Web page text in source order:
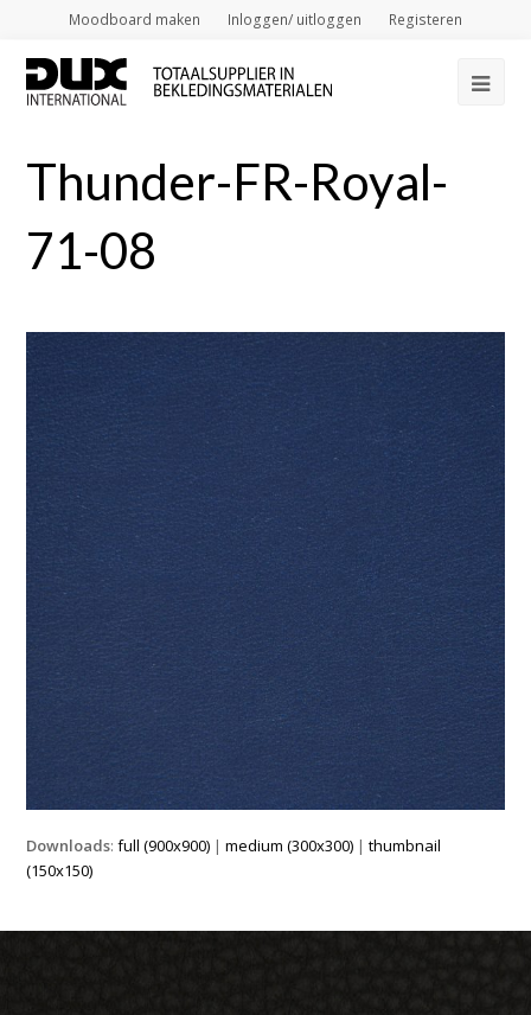
Moodboard maken Inloggen/ uitloggen Registeren
Thunder-FR-Royal-
71-08
Downloads:full (900x900) |medium (300x300) |thumbnail
(150x150)